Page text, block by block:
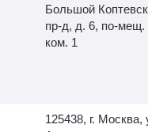
Большой
пр-д, д. 6, по-мещ.
ком. 1
125438, г. Москва,